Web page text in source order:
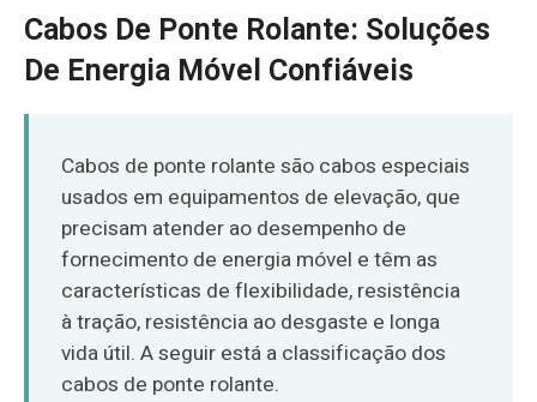
Cabos De Ponte Rolante: Soluções
De Energia Móvel Confiáveis
Cabos de ponte rolante são cabos especiais
usados em equipamentos de elevação, que
precisam atender ao desempenho de
fornecimento de energia móvel e têm as
características de flexibilidade, resistência
à tração, resistência ao desgaste e longa
vida útil. A seguir está a classificação dos
cabos de ponte rolante.
Kiswahili
Dansk
Norsk
O‘zbekcha